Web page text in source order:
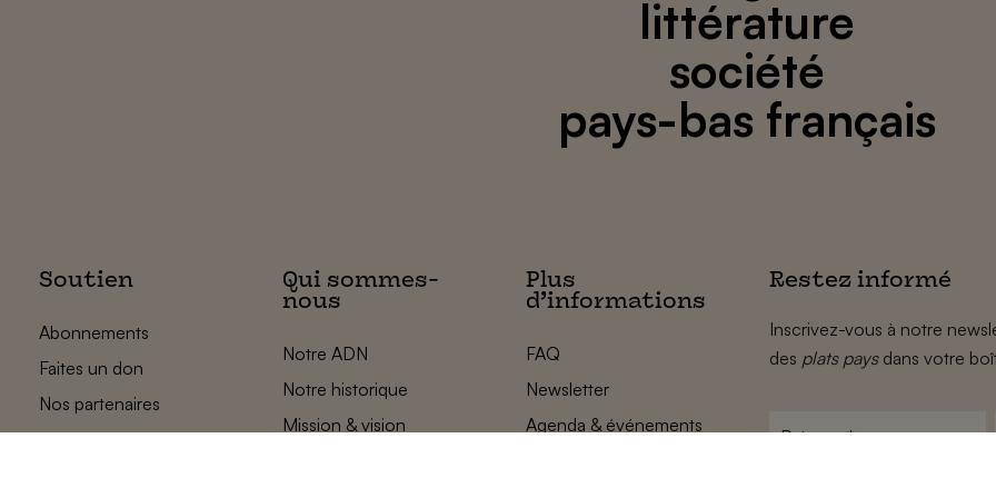
littérature
société
pays-bas français
Soutien
Abonnements
Faites un don
Nos partenaires
Qui sommes-
nous
Notre ADN
Notre historique
Mission & vision
Plus
d’informations
FAQ
Newsletter
Agenda & événements
Restez informé
Inscrivez-vous à notre
des plats paysdans votre